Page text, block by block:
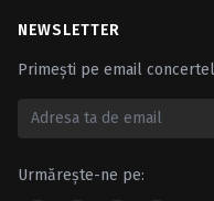
NEWSLETTER
Primești pe email
Urmărește-ne pe: